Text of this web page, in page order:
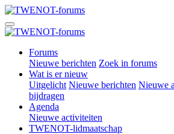
Forums
Nieuwe berichten Zoek in forums
Wat is er nieuw
Uitgelicht Nieuwe berichten Nieuwe
bijdragen
Agenda
Nieuwe activiteiten
TWENOT-lidmaatschap